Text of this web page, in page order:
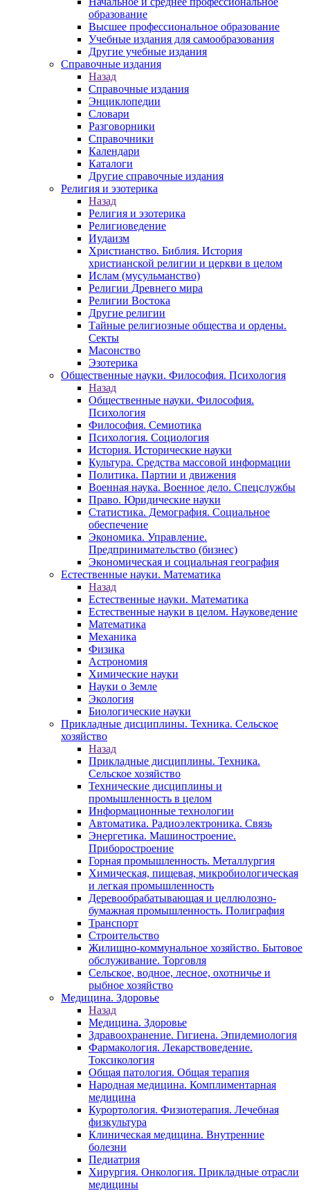
образование
Высшее профессиональное образование
Учебные издания для самообразования
Другие учебные издания
Справочные издания
Назад
Справочные издания
Энциклопедии
Словари
Разговорники
Справочники
Календари
Каталоги
Другие справочные издания
Религия и эзотерика
Назад
Религия и эзотерика
Религиоведение
Иудаизм
Христианство. Библия. История
христианской религии и церкви в целом
Ислам (мусульманство)
Религии Древнего мира
Религии Востока
Другие религии
Тайные религиозные общества и ордены.
Секты
Масонство
Эзотерика
Общественные науки. Философия. Психология
Назад
Общественные науки. Философия.
Психология
Философия. Семиотика
Психология. Социология
История. Исторические науки
Культура. Средства массовой информации
Политика. Партии и движения
Военная наука. Военное дело. Спецслужбы
Право. Юридические науки
Статистика. Демография. Социальное
обеспечение
Экономика. Управление.
Предпринимательство (бизнес)
Экономическая и социальная география
Естественные науки. Математика
Назад
Естественные науки. Математика
Естественные науки в целом. Науковедение
Математика
Механика
Физика
Астрономия
Химические науки
Науки о Земле
Экология
Биологические науки
Прикладные дисциплины. Техника. Сельское
хозяйство
Назад
Прикладные дисциплины. Техника.
Сельское хозяйство
Технические дисциплины и
промышленность в целом
Информационные технологии
Автоматика. Радиоэлектроника. Связь
Энергетика. Машиностроение.
Приборостроение
Горная промышленность. Металлургия
Химическая, пищевая, микробиологическая
и легкая промышленность
Деревообрабатывающая и целлюлозно-
бумажная промышленность. Полиграфия
Транспорт
Строительство
Жилищно-коммунальное хозяйство. Бытовое
обслуживание. Торговля
Сельское, водное, лесное, охотничье и
рыбное хозяйство
Медицина. Здоровье
Назад
Медицина. Здоровье
Здравоохранение. Гигиена. Эпидемиология
Фармакология. Лекарствоведение.
Токсикология
Общая патология. Общая терапия
Народная медицина. Комплиментарная
медицина
Курортология. Физиотерапия. Лечебная
физкультура
Клиническая медицина. Внутренние
болезни
Педиатрия
Хирургия. Онкология. Прикладные отрасли
медицины